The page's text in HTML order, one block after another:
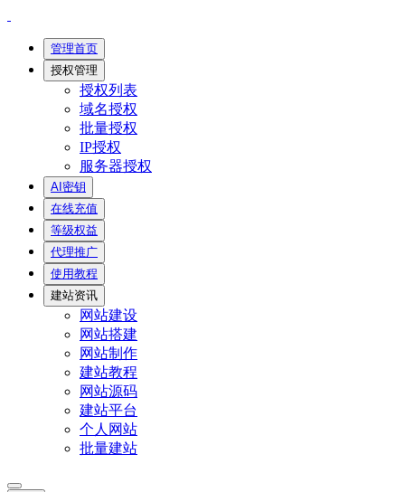
管理首页
授权管理
授权列表
域名授权
批量授权
IP授权
服务器授权
AI密钥
在线充值
等级权益
代理推广
使用教程
建站资讯
网站建设
网站搭建
网站制作
建站教程
网站源码
建站平台
个人网站
批量建站